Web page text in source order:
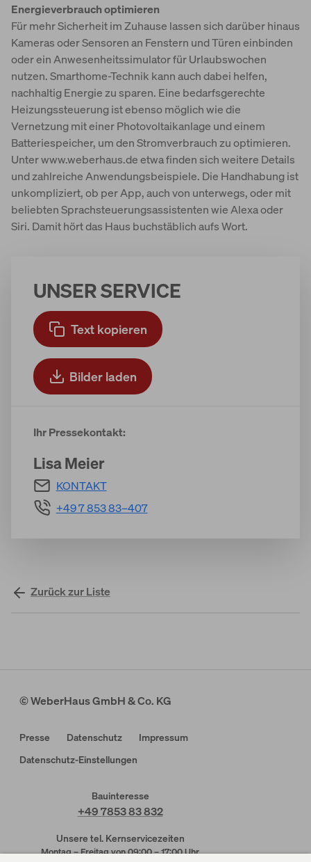
Energieverbrauch optimieren
Für mehr Sicherheit im Zuhause lassen sich darüber hinaus
Kameras oder Sensoren an Fenstern und Türen einbinden
oder ein Anwesenheitssimulator für Urlaubswochen
nutzen. Smarthome-Technik kann auch dabei helfen,
nachhaltig Energie zu sparen. Eine bedarfsgerechte
Heizungssteuerung ist ebenso möglich wie die
Vernetzung mit einer Photovoltaikanlage und einem
Batteriespeicher, um den Stromverbrauch zu optimieren.
Unter www.weberhaus.de etwa finden sich weitere Details
und zahlreiche Anwendungsbeispiele. Die Handhabung ist
unkompliziert, ob per App, auch von unterwegs, oder mit
beliebten Sprachsteuerungsassistenten wie Alexa oder
Siri. Damit hört das Haus buchstäblich aufs Wort.
UNSER SERVICE
Text kopieren
Bilder laden
Ihr Pressekontakt:
Lisa Meier
KONTAKT
+49 7 853 83–407
Zurück zur Liste
© WeberHaus GmbH & Co. KG
Bauinteresse
+49 7853 83 832
Unsere tel. Kernservicezeiten
Montag – Freitag von 09:00 – 17:00 Uhr
Presse Datenschutz
Impressum
Datenschutz-Einstellungen